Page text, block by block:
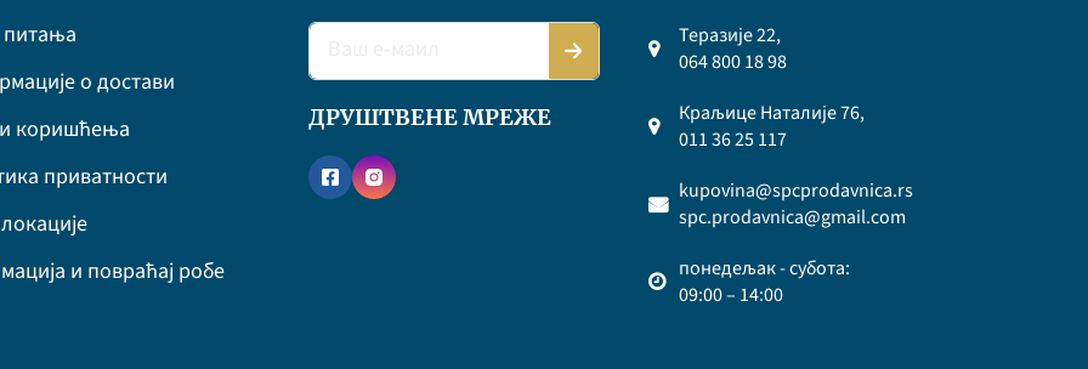
питања
о достави
коришћења
приватности
и повраћај робе
ДРУШТВЕНЕ МРЕЖЕ
Теразије 22,
064 800 18 98
Краљице Наталије 76,
011 36 25 117
kupovina@spcprodavnica.rs
spc.prodavnica@gmail.com
понедељак - субота:
09:00 – 14:00